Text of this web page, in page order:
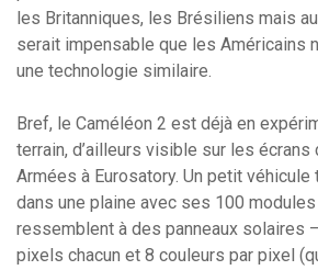
les Britanniques, les Brésiliens mais
serait impensable que les Américains
une technologie similaire.
Bref, le Caméléon 2 est déjà en
terrain, d’ailleurs visible sur les
Armées à Eurosatory. Un petit
dans une plaine avec ses 100
ressemblent à des panneaux solaires
pixels chacun et 8 couleurs par pixel